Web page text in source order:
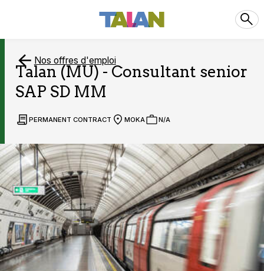
Nos offres d'emploi
Talan (MU) - Consultant senior
SAP SD MM
PERMANENT CONTRACT MOKA N/A